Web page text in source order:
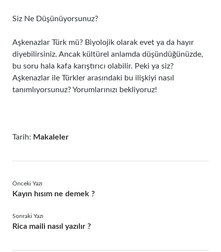
Siz Ne Düşünüyorsunuz?
Aşkenazlar Türk mü? Biyolojik olarak evet ya da hayır
diyebilirsiniz. Ancak kültürel anlamda düşündüğünüzde,
bu soru hala kafa karıştırıcı olabilir. Peki ya siz?
Aşkenazlar ile Türkler arasındaki bu ilişkiyi nasıl
tanımlıyorsunuz? Yorumlarınızı bekliyoruz!
Tarih: Makaleler
Önceki Yazı
Kayın hısım ne demek ?
Sonraki Yazı
Rica maili nasıl yazılır ?